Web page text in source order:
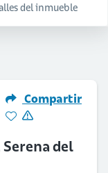
del inmueble
Compartir
del